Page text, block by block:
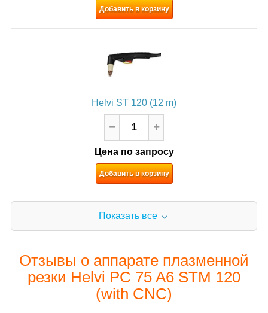
Добавить в корзину
Helvi ST 120 (12 m)
Цена по запросу
Добавить в корзину
Показать все
Отзывы о аппарате плазменной
резки Helvi PC 75 A6 STM 120
(with CNC)